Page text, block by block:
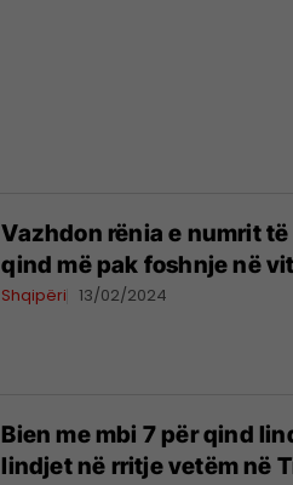
Vazhdon rënia e numrit
qind më pak foshnje në
Shqipëri 13/02/2024
Bien me mbi 7 për qind
lindjet në rritje vetëm në